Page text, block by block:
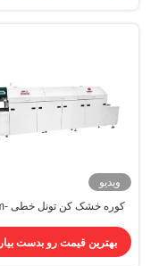
ویدیو
کوره
بهترین قیمت رو بدست بیار